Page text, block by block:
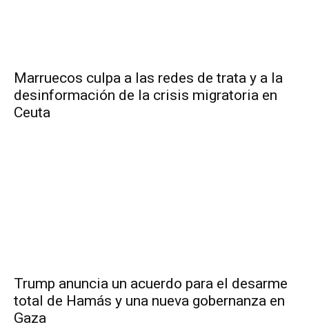
Marruecos culpa a las redes de trata y a la
desinformación de la crisis migratoria en
Ceuta
Trump anuncia un acuerdo para el desarme
total de Hamás y una nueva gobernanza en
Gaza